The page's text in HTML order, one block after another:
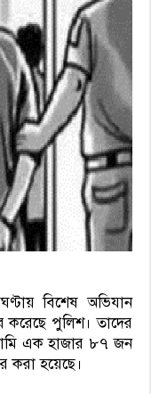
বিশেষ অভিযান
করেছে পুলিশ। তাদের
এক হাজার ৮৭ জন
করা হয়েছে।